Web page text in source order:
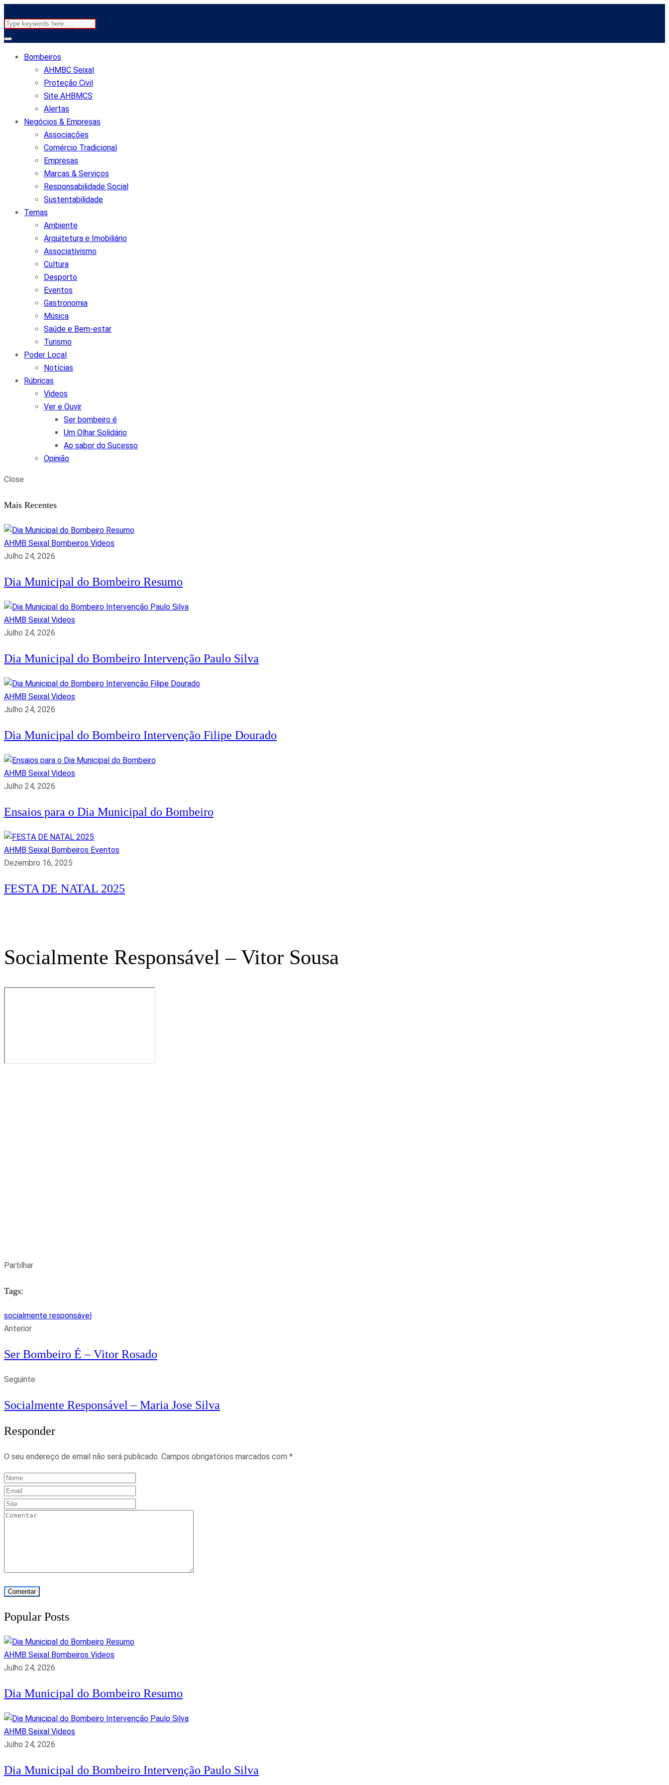
Bombeiros
AHMBC Seixal
Proteção Civil
Site AHBMCS
Alertas
Negócios & Empresas
Associações
Comércio Tradicional
Empresas
Marcas & Serviços
Responsabilidade Social
Sustentabilidade
Temas
Ambiente
Arquitetura e Imobiliário
Associativismo
Cultura
Desporto
Eventos
Gastronomia
Música
Saúde e Bem-estar
Turismo
Poder Local
Notícias
Rúbricas
Videos
Ver e Ouvir
Ser bombeiro é
Um Olhar Solidário
Ao sabor do Sucesso
Opinião
Close
Mais Recentes
AHMB Seixal Bombeiros Videos
Julho 24, 2026
Dia Municipal do Bombeiro Resumo
AHMB Seixal Videos
Julho 24, 2026
Dia Municipal do Bombeiro Intervenção Paulo Silva
AHMB Seixal Videos
Julho 24, 2026
Dia Municipal do Bombeiro Intervenção Filipe Dourado
AHMB Seixal Videos
Julho 24, 2026
Ensaios para o Dia Municipal do Bombeiro
AHMB Seixal Bombeiros Eventos
Dezembro 16, 2025
FESTA DE NATAL 2025
Socialmente Responsável – Vitor Sousa
Partilhar
Tags:
socialmente responsável
Anterior
Ser Bombeiro É – Vitor Rosado
Seguinte
Socialmente Responsável – Maria Jose Silva
Responder
O seu endereço de email não será publicado. Campos obrigatórios marcados com *
Popular Posts
AHMB Seixal Bombeiros Videos
Julho 24, 2026
Dia Municipal do Bombeiro Resumo
AHMB Seixal Videos
Julho 24, 2026
Dia Municipal do Bombeiro Intervenção Paulo Silva